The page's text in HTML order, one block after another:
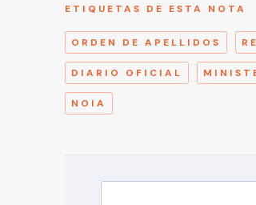
ETIQUETAS DE ESTA NOTA
ORDEN DE APELLIDOS
DIARIO OFICIAL
NOIA